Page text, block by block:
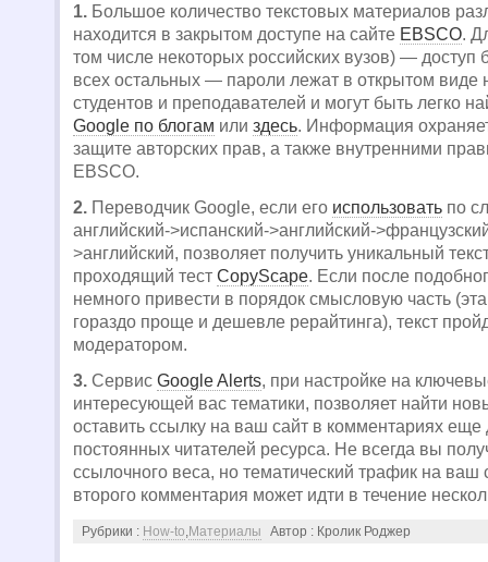
1. Большое количество текстовых материалов
находится в закрытом доступе на сайте EBSCO.
том числе некоторых российских вузов) — доступ
всех остальных — пароли лежат в открытом виде
студентов и преподавателей и могут быть легко
Google по блогам или здесь. Информация
защите авторских прав, а также внутренними
EBSCO.
2. Переводчик Google, если его использовать по
английский->испанский->английский-
>английский, позволяет получить уникальный
проходящий тест CopyScape. Если после
немного привести в порядок смысловую часть
гораздо проще и дешевле рерайтинга), текст
модератором.
3. Сервис Google Alerts, при настройке на
интересующей вас тематики, позволяет найти
оставить ссылку на ваш сайт в комментариях еще
постоянных читателей ресурса. Не всегда вы
ссылочного веса, но тематический трафик на ваш
второго комментария может идти в течение
Рубрики : How-to,Материалы Автор : Кролик Роджер